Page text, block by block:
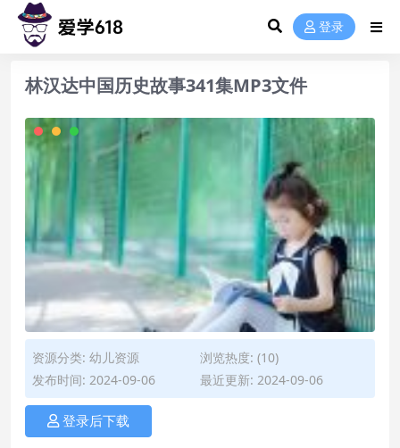
登录
林汉达中国历史故事341集MP3文件
资源分类: 幼儿资源
浏览热度: (10)
发布时间: 2024-09-06
最近更新: 2024-09-06
登录后下载